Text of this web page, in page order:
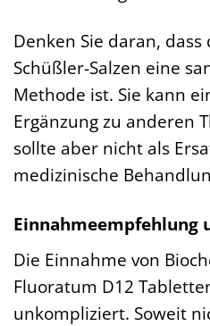
Denken Sie daran,
Schüßler-Salzen eine
Methode ist. Sie kann
Ergänzung zu anderen
sollte aber nicht als
medizinische
Einnahmeempfehlung
Die Einnahme von
Fluoratum D12
unkompliziert. Soweit